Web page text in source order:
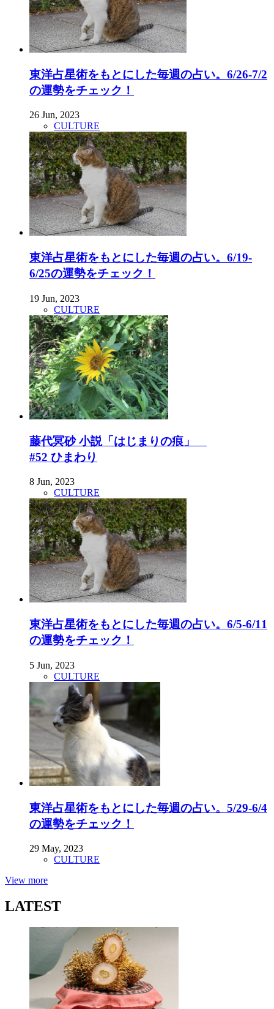
東洋占星術をもとにした毎週の占い。6/26-7/2
の運勢をチェック！
26 Jun, 2023
CULTURE
東洋占星術をもとにした毎週の占い。6/19-
6/25の運勢をチェック！
19 Jun, 2023
CULTURE
藤代冥砂 小説「はじまりの痕」
#52 ひまわり
8 Jun, 2023
CULTURE
東洋占星術をもとにした毎週の占い。6/5-6/11
の運勢をチェック！
5 Jun, 2023
CULTURE
東洋占星術をもとにした毎週の占い。5/29-6/4
の運勢をチェック！
29 May, 2023
CULTURE
View more
LATEST